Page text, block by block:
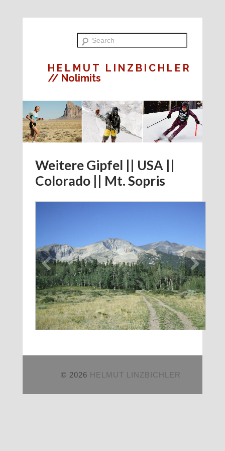
HELMUT LINZBICHLER
// Nolimits
Weitere Gipfel || USA ||
Colorado || Mt. Sopris
© 2026 HELMUT LINZBICHLER